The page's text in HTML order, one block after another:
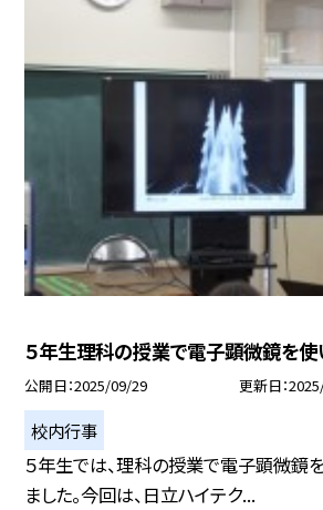
５年生理科の授業で電子顕微鏡を使
公開日 2025/09/29 更新日
校内行事
５年生では、理科の授業で電子顕微鏡
ました。今回は、日立ハイテク...